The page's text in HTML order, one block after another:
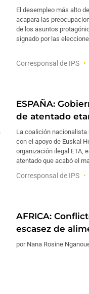
El desempleo más alto
acapara las
de los asuntos
signado por las
Corresponsal de IPS
ESPAÑA:
de atentado
La coalición nacionalista
con el apoyo de Euskal
organización ilegal ETA,
atentado que acabó el
Corresponsal de IPS
AFRICA:
escasez de
por Nana Rosine